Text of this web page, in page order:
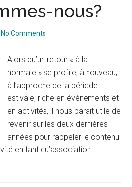
nous?
No Comments
Alors qu’un retour « à la
normale » se profile, à nouveau,
à l’approche de la période
estivale, riche en événements et
en activités, il nous parait utile de
revenir sur les deux dernières
années pour rappeler le contenu
en tant qu’association